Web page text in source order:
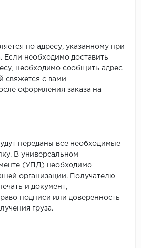
по адресу, указанному при
Если необходимо доставить
необходимо сообщить адрес
свяжется с вами
оформления заказа на
переданы все необходимые
В универсальном
(УПД) необходимо
организации. Получателю
и документ,
подписи или доверенность
груза.